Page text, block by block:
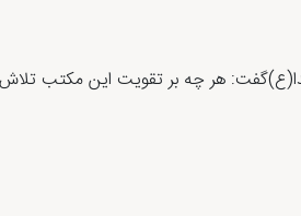
هر چه بر تقویت این مکتب تلاش